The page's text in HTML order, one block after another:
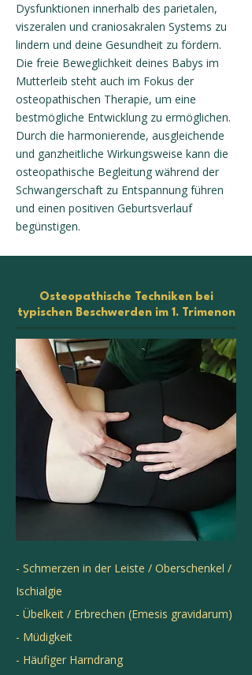
Dysfunktionen innerhalb des parietalen,
viszeralen und craniosakralen Systems zu
lindern und deine Gesundheit zu fördern.
Die freie Beweglichkeit deines Babys im
Mutterleib steht auch im Fokus der
osteopathischen Therapie, um eine
bestmögliche Entwicklung zu ermöglichen.
Durch die harmonierende, ausgleichende
und ganzheitliche Wirkungsweise kann die
osteopathische Begleitung während der
Schwangerschaft zu Entspannung führen
und einen positiven Geburtsverlauf
begünstigen.
Osteopathische Techniken bei
typischen Beschwerden im 1. Trimenon
- Schmerzen in der Leiste / Oberschenkel /
Ischialgie
- Übelkeit / Erbrechen (Emesis gravidarum)
- Müdigkeit
- Häufiger Harndrang